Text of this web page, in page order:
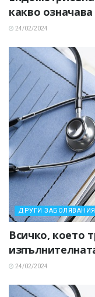
какво означава
24/02/2024
ДРУГИ ЗАБОЛЯВАНИЯ
Всичко, което
24/02/2024